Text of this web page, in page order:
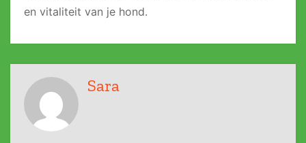
en vitaliteit van je hond.
Sara